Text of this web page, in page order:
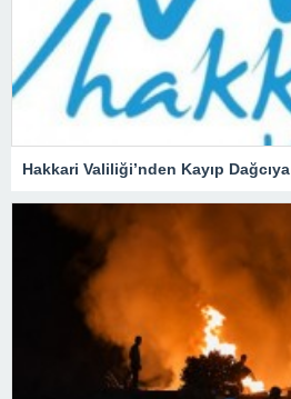
Hakkari Valiliği’nden Kayıp